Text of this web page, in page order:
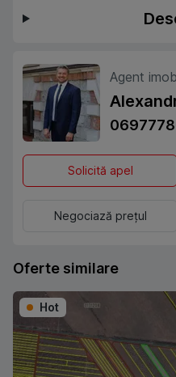
Agent
Solicită apel
Negociază prețul
Oferte similare
Hot